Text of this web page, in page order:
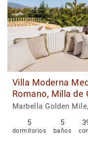
Villa Moderna
Romano, Milla de
Marbella Golden
5
dormitorios
5
baños